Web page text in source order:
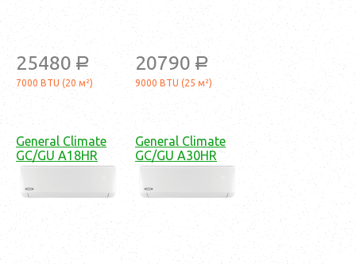
25480 a
7000 BTU (20 м²)
20790 a
9000 BTU (25 м²)
General Climate
GC/GU A18HR
General Climate
GC/GU A30HR